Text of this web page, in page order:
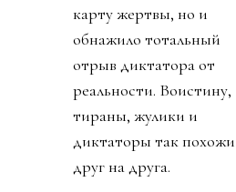
карту жертвы, но и
обнажило тотальный
отрыв диктатора от
реальности. Воистину,
тираны, жулики и
диктаторы так похожи
друг на друга.